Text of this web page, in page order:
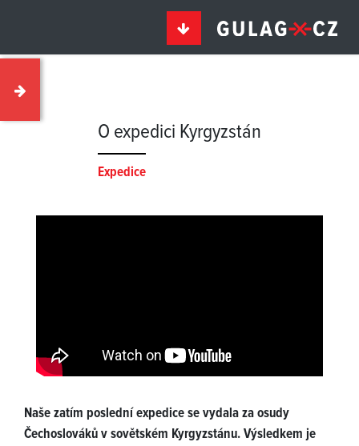
O expedici Kyrgyzstán
Expedice
Naše zatím poslední expedice se vydala za osudy
Čechoslováků v sovětském Kyrgyzstánu. Výsledkem je